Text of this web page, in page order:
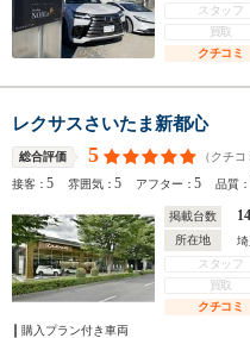
スタッフ
買取
クチコミ
レクサスさいたま新都心
総合評価 5 （クチコ
接客：5 雰囲気：5 アフター：5 品質：
掲載台数 14
所在地
スタッフ
買取
クチコミ
購入プラン付き車両